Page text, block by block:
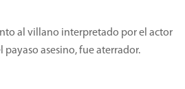
al villano interpretado por el actor
payaso asesino, fue aterrador.